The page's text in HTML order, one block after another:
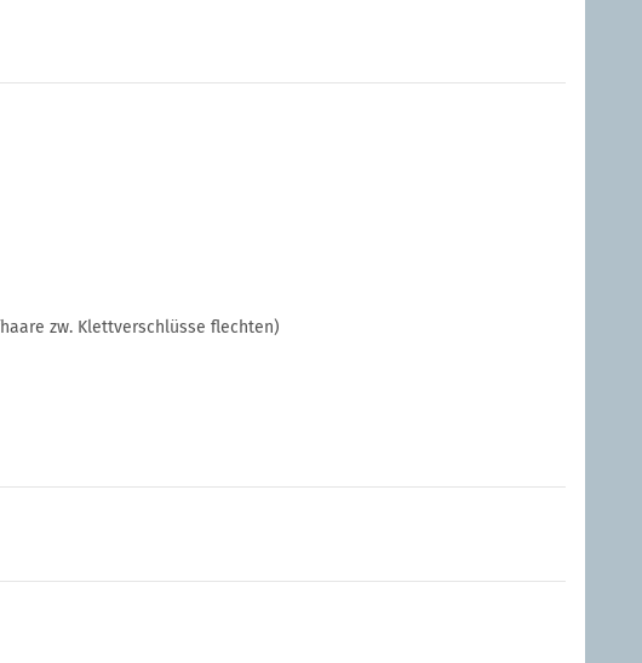
zw. Klettverschlüsse flechten)